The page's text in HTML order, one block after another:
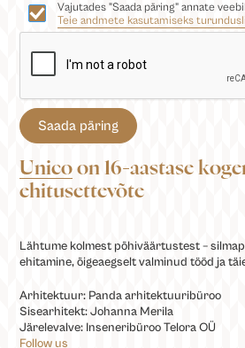
Unico on 16-aastase
ehitusettevõte
Lähtume kolmest põhiväärtustest –
ehitamine, õigeaegselt valminud tööd ja
Arhitektuur: Panda arhitektuuribüroo
Sisearhitekt: Johanna Merila
Järelevalve: Inseneribüroo Telora OÜ
Follow us
Vajutades "Saada päring" annate
Teie andmete kasutamiseks